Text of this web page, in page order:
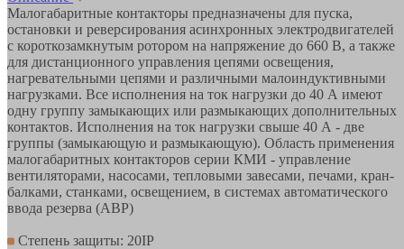
Малогабаритные контакторы предназначены для пуска,
остановки и реверсирования асинхронных электродвигателей
с короткозамкнутым ротором на напряжение до 660 В, а также
для дистанционного управления цепями освещения,
нагревательными цепями и различными малоиндуктивными
нагрузками. Все исполнения на ток нагрузки до 40 А имеют
одну группу замыкающих или размыкающих дополнительных
контактов. Исполнения на ток нагрузки свыше 40 А - две
группы (замыкающую и размыкающую). Область применения
малогабаритных контакторов серии КМИ - управление
вентиляторами, насосами, тепловыми завесами, печами, кран-
балками, станками, освещением, в системах автоматического
ввода резерва (АВР)
Степень защиты: 20IP